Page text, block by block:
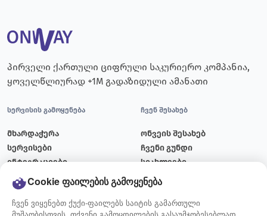
Cookie ფაილების გამოყენება
ჩვენ ვიყენებთ ქუქი-ფაილებს საიტის გამართული
პირველი ქართული ციფრული საკურიერო კომპანია,
ყოველწლიურად +1M გადაზიდული ამანათი
სერვისის გამოყენება
მხარდაჭერა
სერვისები
ინტეგრაციები
ტარიფები
მიწოდების გრაფიკი
ჩვენ შესახებ
ონვეის შესახებ
ჩვენი გუნდი
სიახლეები
ბლოგი
ვაკანსიები
კონტაქტი